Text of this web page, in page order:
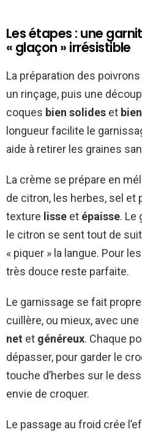
Les étapes : une
« glaçon » irrésistible
La préparation des
un rinçage, puis une
coques bien solides et
longueur facilite le
aide à retirer les graines
La crème se prépare en
de citron, les herbes, sel et
texture lisse et épaisse. Le
le citron se sent tout de
« piquer » la langue. Pour
très douce reste parfaite.
Le garnissage se fait
cuillère, ou mieux, avec
net et généreux. Chaque
dépasser, pour garder le
touche d’herbes sur le
envie de croquer.
Le passage au froid crée